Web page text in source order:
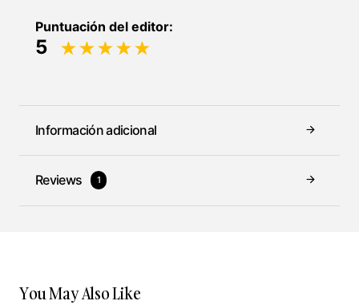
Puntuación del editor:
5
Información adicional
Reviews 1
You May Also Like